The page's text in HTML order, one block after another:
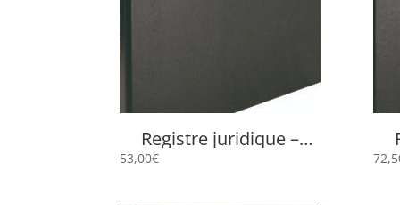
Registre juridique –
Livre d’inventaire 4605E
53,00€